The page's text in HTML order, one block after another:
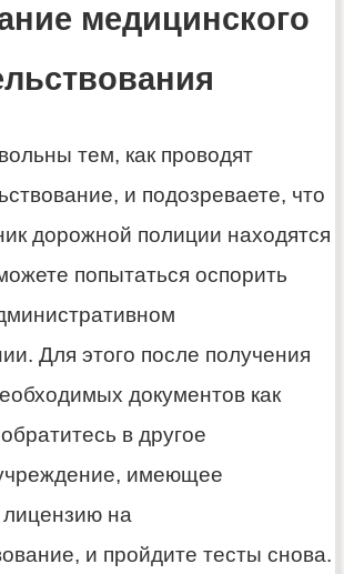
медицинского
тем, как проводят
и подозреваете, что
дорожной полиции находятся
попытаться оспорить
Для этого после получения
документов как
в другое
имеющее
на
и пройдите тесты снова.